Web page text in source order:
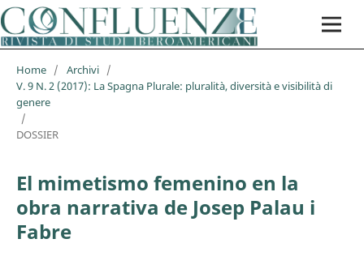
Home / Archivi /
V. 9 N. 2 (2017): La Spagna Plurale: pluralità, diversità e visibilità di
genere
/
DOSSIER
El mimetismo femenino en la
obra narrativa de Josep Palau i
Fabre